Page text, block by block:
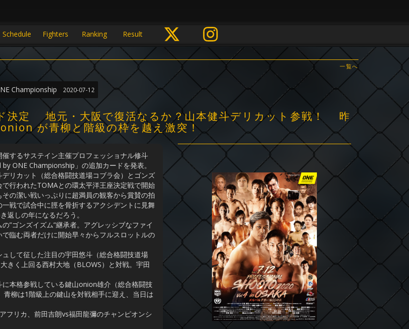
Schedule Fighters Ranking Result
一覧へ
Championship 2020-07-12
決定 地元・大阪で復活なるか？山本健斗デリカット参戦！ 昨
が青柳と階級の枠を越え激突！
するサステイン主催プロフェッショナル修斗
ONE Championship」の追加カードを発表。
リカット（総合格闘技道場コブラ会）とゴンズ
行われたTOMAとの環太平洋王座決定戦で開始
の潔い戦いっぷりに超満員の観客から賞賛の拍
戦で試合中に脛を骨折するアクシデントに見舞
返しの年になるだろう。
”ゴンズイズム”継承者。アグレッシブなファイ
臨む両者だけに開始早々からフルスロットルの
して征した注目の宇田悠斗（総合格闘技道場
きく上回る西村大地（BLOWS）と対戦。宇田
本格参戦している鍵山onion雄介（総合格闘技
柳は1階級上の鍵山を対戦相手に迎え、当日は
リカ、前田吉朗vs福田龍彌のチャンピオンシ